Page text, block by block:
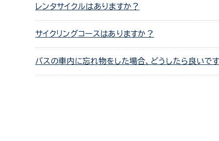
レンタサイクルはありますか？
サイクリングコースはありますか？
バスの車内に忘れ物をした場合、どうしたら良いで